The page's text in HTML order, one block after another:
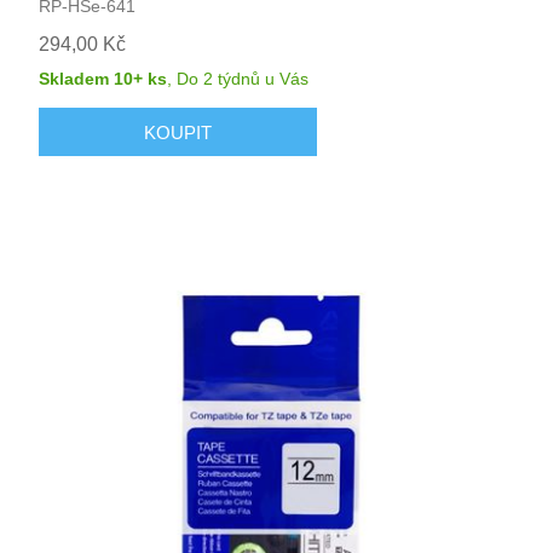
RP-HSe-641
294,00 Kč
Skladem 10+ ks, Do 2 týdnů u Vás